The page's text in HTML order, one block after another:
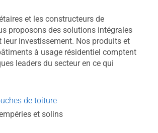
et les constructeurs de
proposons des solutions intégrales
leur investissement. Nos produits et
à usage résidentiel comptent
leaders du secteur en ce qui
de toiture
et solins